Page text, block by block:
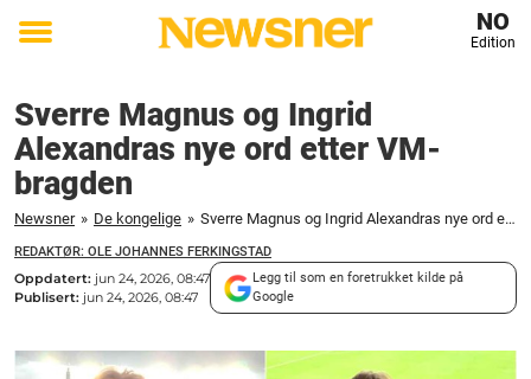
Toggle
NO
Edition
Sverre Magnus og Ingrid
Alexandras nye ord etter VM-
bragden
Newsner » De kongelige » Sverre Magnus og Ingrid Alexandras nye ord etter VM-bragden
REDAKTØR: OLE JOHANNES FERKINGSTAD
Oppdatert: jun 24, 2026, 08:47
Publisert: jun 24, 2026, 08:47
Legg til som en foretrukket kilde på
Google